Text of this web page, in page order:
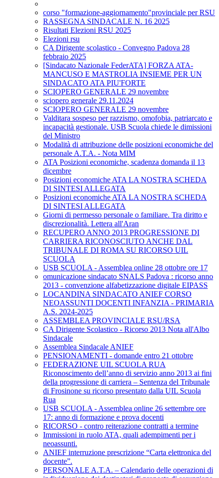
corso "formazione-aggiornamento"provinciale per RSU
RASSEGNA SINDACALE N. 16 2025
Risultati Elezioni RSU 2025
Elezioni rsu
CA Dirigente scolastico - Convegno Padova 28
febbraio 2025
[Sindacato Nazionale FederATA] FORZA ATA-
MANCUSO E MASTROLIA INSIEME PER UN
SINDACATO ATA PIU'FORTE
SCIOPERO GENERALE 29 novembre
sciopero generale 29.11.2024
SCIOPERO GENERALE 29 novembre
Valditara sospeso per razzismo, omofobia, patriarcato e
incapacità gestionale. USB Scuola chiede le dimissioni
del Ministro
Modalità di attribuzione delle posizioni economiche del
personale A.T.A. - Nota MIM
ATA Posizioni economiche, scadenza domanda il 13
dicembre
Posizioni economiche ATA LA NOSTRA SCHEDA
DI SINTESI ALLEGATA
Posizioni economiche ATA LA NOSTRA SCHEDA
DI SINTESI ALLEGATA
Giorni di permesso personale o familiare. Tra diritto e
discrezionalità. Lettera all'Aran
RECUPERO ANNO 2013 PROGRESSIONE DI
CARRIERA RICONOSCIUTO ANCHE DAL
TRIBUNALE DI ROMA SU RICORSO UIL
SCUOLA
USB SCUOLA - Assemblea online 28 ottobre ore 17
omunicazione sindacato SNALS Padova : ricorso anno
2013 - convenzione alfabetizzazione digitale EIPASS
LOCANDINA SINDACATO ANIEF CORSO
NEOASSUNTI DOCENTI INFANZIA - PRIMARIA
A.S. 2024-2025
ASSEMBLEA PROVINCIALE RSU/RSA
CA Dirigente Scolastico - Ricorso 2013 Nota all'Albo
Sindacale
Assemblea Sindacale ANIEF
PENSIONAMENTI - domande entro 21 ottobre
FEDERAZIONE UIL SCUOLA RUA
Riconoscimento dell’anno di servizio anno 2013 ai fini
della progressione di carriera – Sentenza del Tribunale
di Frosinone su ricorso presentato dalla UIL Scuola
Rua
USB SCUOLA - Assemblea online 26 settembre ore
17: anno di formazione e prova docenti
RICORSO - contro reiterazione contratti a termine
Immissioni in ruolo ATA, quali adempimenti per i
neoassunti.
ANIEF interruzione prescrizione “Carta elettronica del
docente”.
PERSONALE A.T.A. – Calendario delle operazioni di